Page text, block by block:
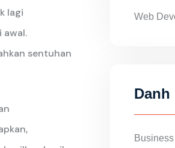
lagi
awal.
sentuhan
Web
Danh